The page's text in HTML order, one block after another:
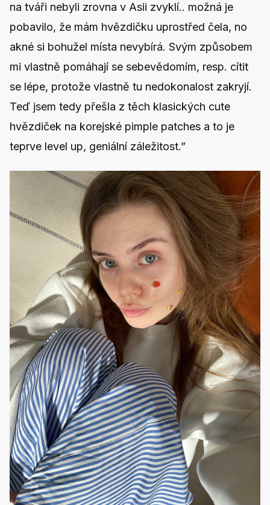
na tváři nebyli zrovna v Asii zvyklí.. možná je
pobavilo, že mám hvězdičku uprostřed čela, no
akné si bohužel místa nevybírá. Svým způsobem
mi vlastně pomáhají se sebevědomím, resp. cítit
se lépe, protože vlastně tu nedokonalost zakryjí.
Teď jsem tedy přešla z těch klasických cute
hvězdiček na korejské pimple patches a to je
teprve level up, geniální záležitost.”